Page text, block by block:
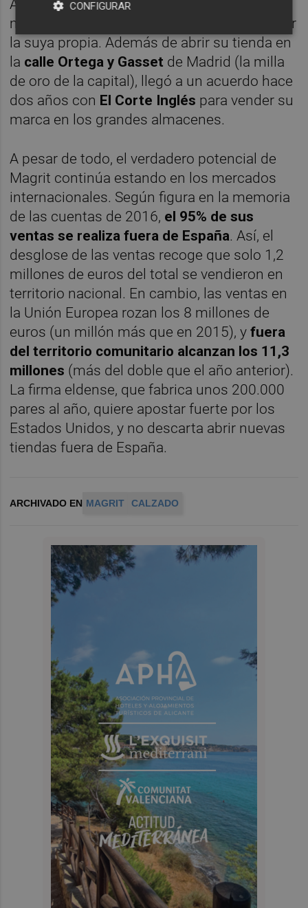
Así, Magrit, que apostaba por los canales
multimarca, se ha centrado ahora en difundir
la suya propia. Además de abrir su tienda en
la calle Ortega y Gasset de Madrid (la milla
de oro de la capital), llegó a un acuerdo hace
dos años con El Corte Inglés para vender su
marca en los grandes almacenes.
A pesar de todo, el verdadero potencial de
Magrit continúa estando en los mercados
internacionales. Según figura en la memoria
de las cuentas de 2016, el 95% de sus
ventas se realiza fuera de España. Así, el
desglose de las ventas recoge que solo 1,2
millones de euros del total se vendieron en
territorio nacional. En cambio, las ventas en
la Unión Europea rozan los 8 millones de
euros (un millón más que en 2015), yfuera
del territorio comunitario alcanzan los 11,3
millones (más del doble que el año anterior).
La firma eldense, que fabrica unos 200.000
pares al año, quiere apostar fuerte por los
Estados Unidos, y no descarta abrir nuevas
tiendas fuera de España.
ARCHIVADO EN MAGRIT CALZADO
CONFIGURAR